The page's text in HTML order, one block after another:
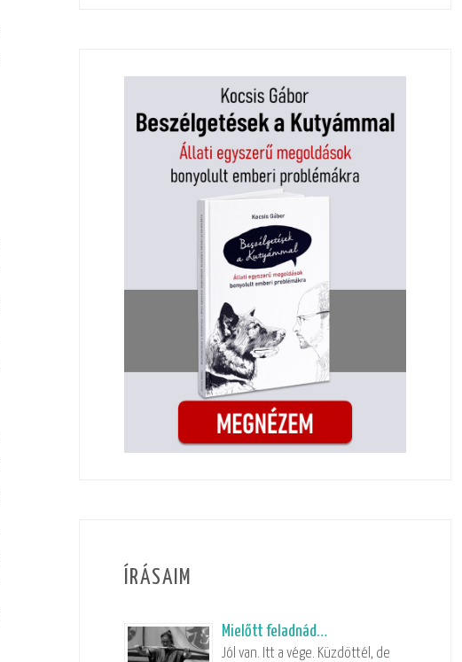
ÍRÁSAIM
Mielőtt feladnád…
Jól van. Itt a vége. Küzdöttél, de